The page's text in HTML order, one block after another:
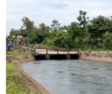
Máy bay chở khách
của Nga hoàn tất
nghiệm
04/08/2026 01:25